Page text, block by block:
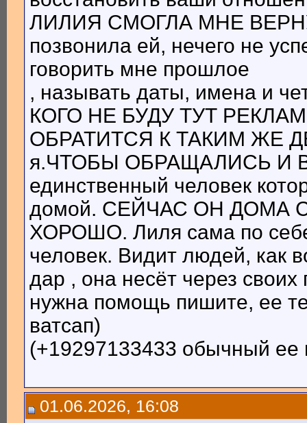
ЛИЛИЯ СМОГЛА МНЕ
позвонила ей, нечего не
говорить мне прошлое
, называть даты, имена и
КОГО НЕ БУДУ ТУТ
ОБРАТИТСЯ К ТАКИМ ЖЕ
я.ЧТОБЫ ОБРАЩАЛИСЬ И
единственный человек
домой. СЕЙЧАС ОН ДОМА
ХОРОШО. Лиля сама по
человек. Видит людей, как
дар , она несёт через
нужна помощь пишите, ее
ватсап)
(+19297133433 обычный ее
01.06.2026, 16:08